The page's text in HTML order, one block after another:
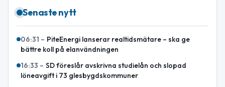
Senaste nytt
06:31 – PiteEnergi lanserar realtidsmätare – ska ge
bättre koll på elanvändningen
16:33 – SD föreslår avskrivna studielån och slopad
löneavgift i 73 glesbygdskommuner